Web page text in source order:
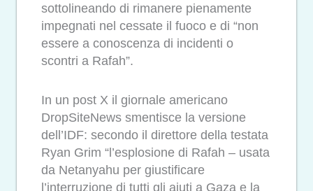
sottolineando di rimanere pienamente
impegnati nel cessate il fuoco e di “non
essere a conoscenza di incidenti o
scontri a Rafah”.
In un post X il giornale americano
DropSiteNews smentisce la versione
dell’IDF: secondo il direttore della testata
Ryan Grim “l’esplosione di Rafah – usata
da Netanyahu per giustificare
l’interruzione di tutti gli aiuti a Gaza e la